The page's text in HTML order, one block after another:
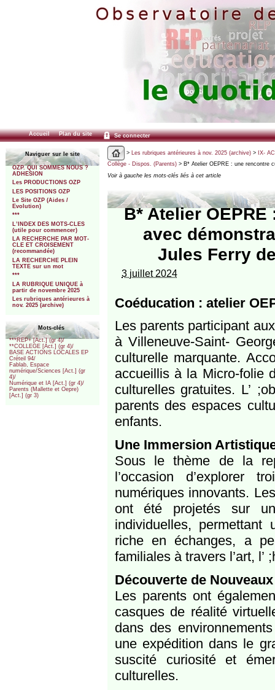
Accueil Plan du site Se connecter
Naviguer sur le site
OZP. QUI SOMMES NOUS ?
ADHESION
Les PRODUCTIONS OZP
LES POSITIONS OZP
Le Site OZP (Aides /
Evolution)
***
L’INDEX DES MOTS-CLES
(utile pour commencer)
LA RECHERCHE PAR MOT-
CLE ET CROISEMENT
(recommandée)
LA RECHERCHE PLEIN
TEXTE sur un mot
***
LA RUBRIQUE UNIQUE à
partir de novembre 2025
Les rubriques antérieures à
nov. 2025 (archive)
Mots-clés
***REP+ [Act.] (gr 4)/
**COLLEGE [Act.] (gr 4)/
BASE ACTIONS LOCALES EP
Créteil 94/
Fablab, Espace
numérique/Sciences [Act.] (gr
4)/
Numérique et IA [Act.] (gr 4)/
Parents (Mallette et Oepre)
[Act.] (gr 3)
> Les rubriques antérieures à nov. 2025 (archive)> IX-
Collège - Dispos. (Parents)> B* Atelier OEPRE : une rencontre
Voir à gauche les mots-clés liés à cet article
B* Atelier
avec
Jules Ferry
3 juillet 2024
Coéducation : atelier
Les parents participant
à Villeneuve-Saint-
culturelle marquante.
accueillis à la Micro-folie
culturelles gratuites. L’
parents des espaces
enfants.
Une Immersion
Sous le thème de la
l’occasion d’explorer
numériques innovants.
ont été projetés sur
individuelles,
riche en échanges, a
familiales à travers l’art,
Découverte de
Les parents ont
casques de réalité
dans des
une expédition dans le
suscité curiosité et
culturelles.